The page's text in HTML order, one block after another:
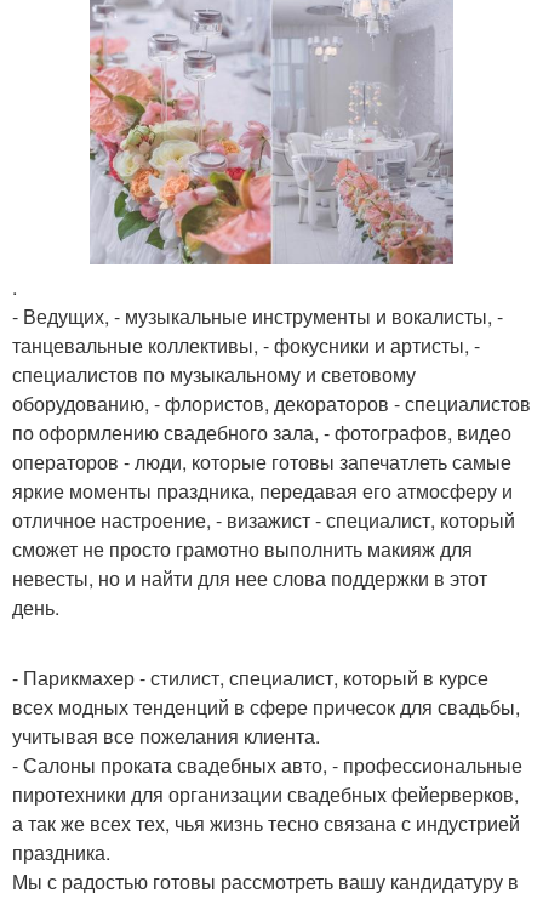
.
- Ведущих, - музыкальные инструменты и вокалисты, -
танцевальные коллективы, - фокусники и артисты, -
специалистов по музыкальному и световому
оборудованию, - флористов, декораторов - специалистов
по оформлению свадебного зала, - фотографов, видео
операторов - люди, которые готовы запечатлеть самые
яркие моменты праздника, передавая его атмосферу и
отличное настроение, - визажист - специалист, который
сможет не просто грамотно выполнить макияж для
невесты, но и найти для нее слова поддержки в этот
день.
- Парикмахер - стилист, специалист, который в курсе
всех модных тенденций в сфере причесок для свадьбы,
учитывая все пожелания клиента.
- Салоны проката свадебных авто, - профессиональные
пиротехники для организации свадебных фейерверков,
а так же всех тех, чья жизнь тесно связана с индустрией
праздника.
Мы с радостью готовы рассмотреть вашу кандидатуру в